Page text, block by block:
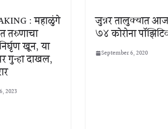
: महाळुंगे
तरुणाचा
खून, या
गुन्हा दाखल,
2023
जुन्नर तालुक्यात
७४ कोरोना
September 6, 2020